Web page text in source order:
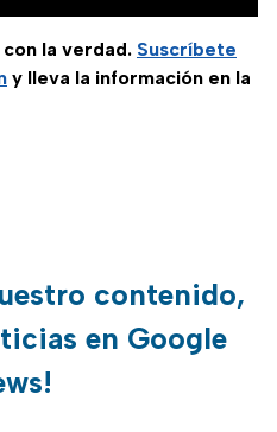
con la verdad. Suscríbete
y lleva la información en la
contenido,
en Google